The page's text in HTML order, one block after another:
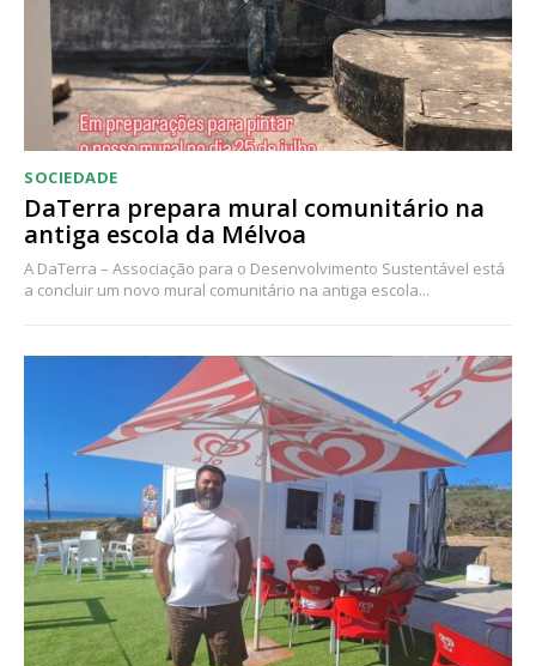
SOCIEDADE
DaTerra prepara mural comunitário na
antiga escola da Mélvoa
A DaTerra – Associação para o Desenvolvimento Sustentável está
a concluir um novo mural comunitário na antiga escola...